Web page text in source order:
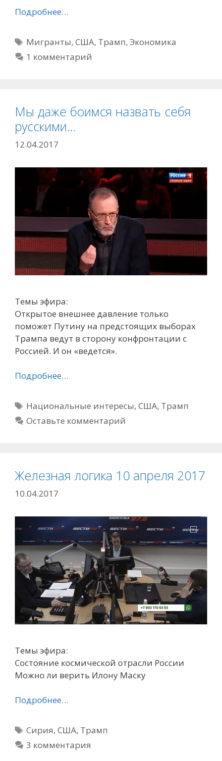
Подробнее…
Метки
Мигранты,США, Трамп,Экономика
1 комментарий
Мы даже боимся назвать себя
русскими…
12.04.2017
Темы эфира:
Открытое внешнее давление только
поможет Путину на предстоящих выборах
Трампа ведут в сторону конфронтации с
Россией. И он «ведется».
Подробнее…
Метки
Национальные интересы,США, Трамп
Оставьте комментарий
Железная логика 10 апреля 2017
10.04.2017
Темы эфира:
Состояние космической отрасли России
Можно ли верить Илону Маску
Подробнее…
Метки
Сирия,США, Трамп
3 комментария